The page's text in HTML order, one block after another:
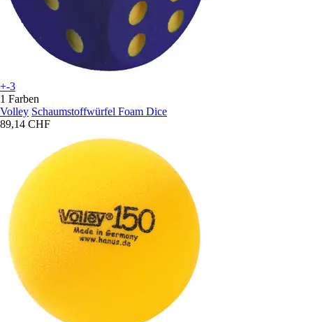
+-3
1 Farben
Volley Schaumstoffwürfel Foam Dice
89,14 CHF